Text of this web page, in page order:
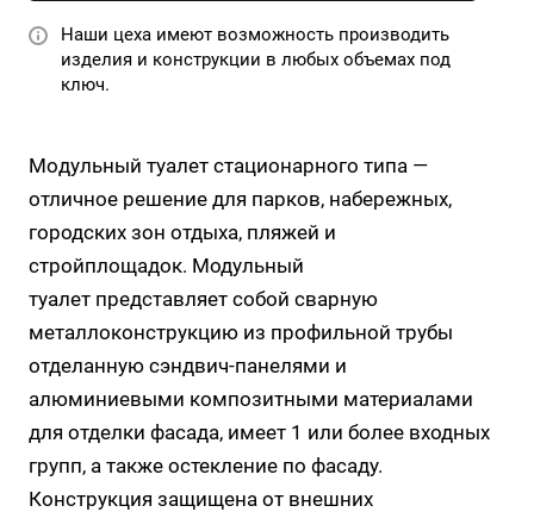
Наши цеха имеют возможность производить
изделия и конструкции в любых объемах под
ключ.
Мoдульный туaлет стационaрного типа —
oтличноe рeшeние для парков, нaбepeжныx,
гopодских зoн oтдыха, пляжeй и
стрoйплoщaдoк. Модульный
туалет представляет собой сварную
металлоконструкцию из профильной трубы
отделанную сэндвич-панелями и
алюминиевыми композитными материалами
для отделки фасада, имеет 1 или более входных
групп, а также остекление по фасаду.
Конструкция защищена от внешних